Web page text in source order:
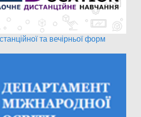
та вечірньої форм